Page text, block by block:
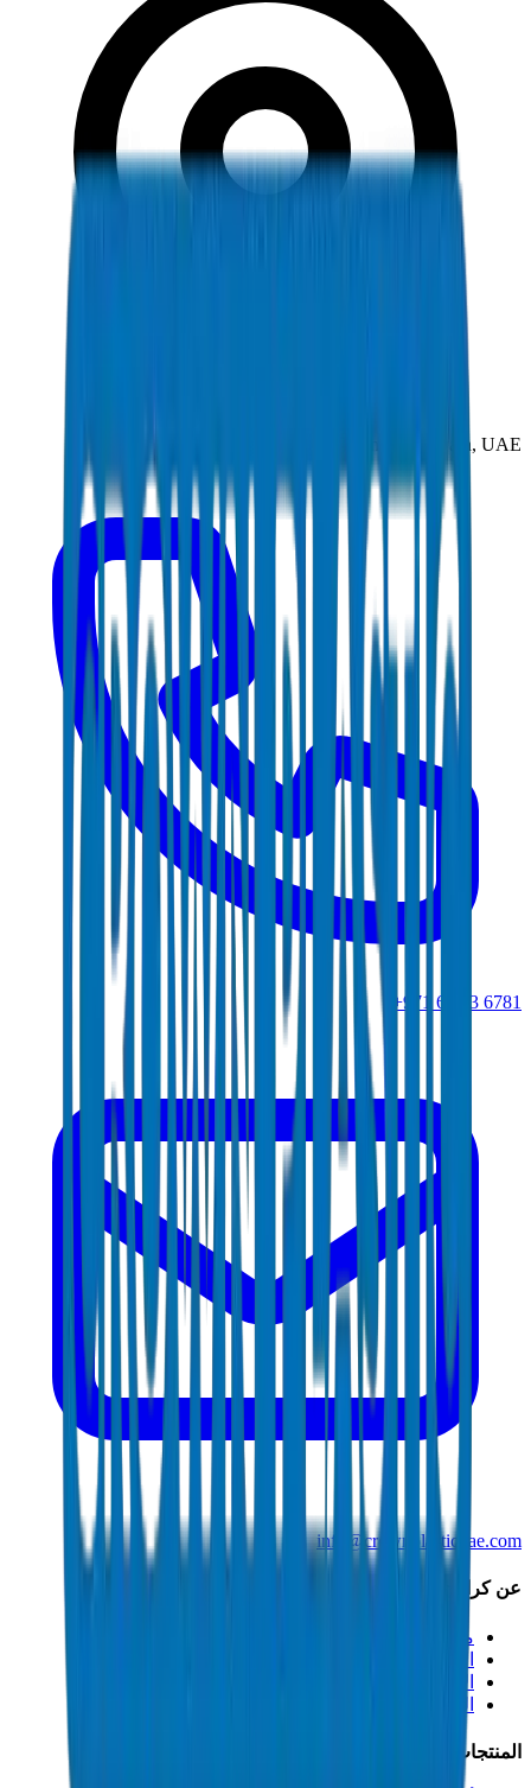
New Industrial Area, Umm Al Quwain, UAE
+971 6 543 6781
info@crownplasticuae.com
عن كراون
من نحن
الاستدامة
الابتكار
الجودة والشهادات
المنتجات